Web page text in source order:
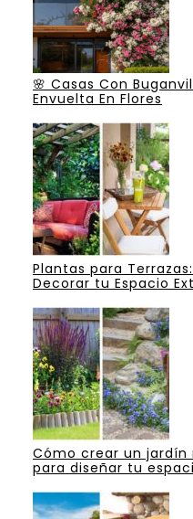
🌸 Casas Con
Envuelta En Flores
Plantas para
Decorar tu Espacio
Cómo crear un
para diseñar tu